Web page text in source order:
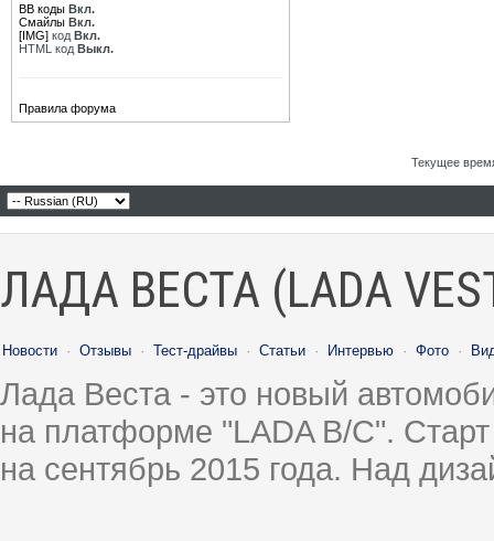
BB коды Вкл.
Смайлы Вкл.
[IMG] код Вкл.
HTML код Выкл.
Правила форума
Текущее
ЛАДА ВЕСТА (LADA
Новости · Отзывы · Тест-драйвы · Статьи · Интервью · Фото ·
Лада Веста - это новый
на платформе "LADA B/C".
на сентябрь 2015 года. Над